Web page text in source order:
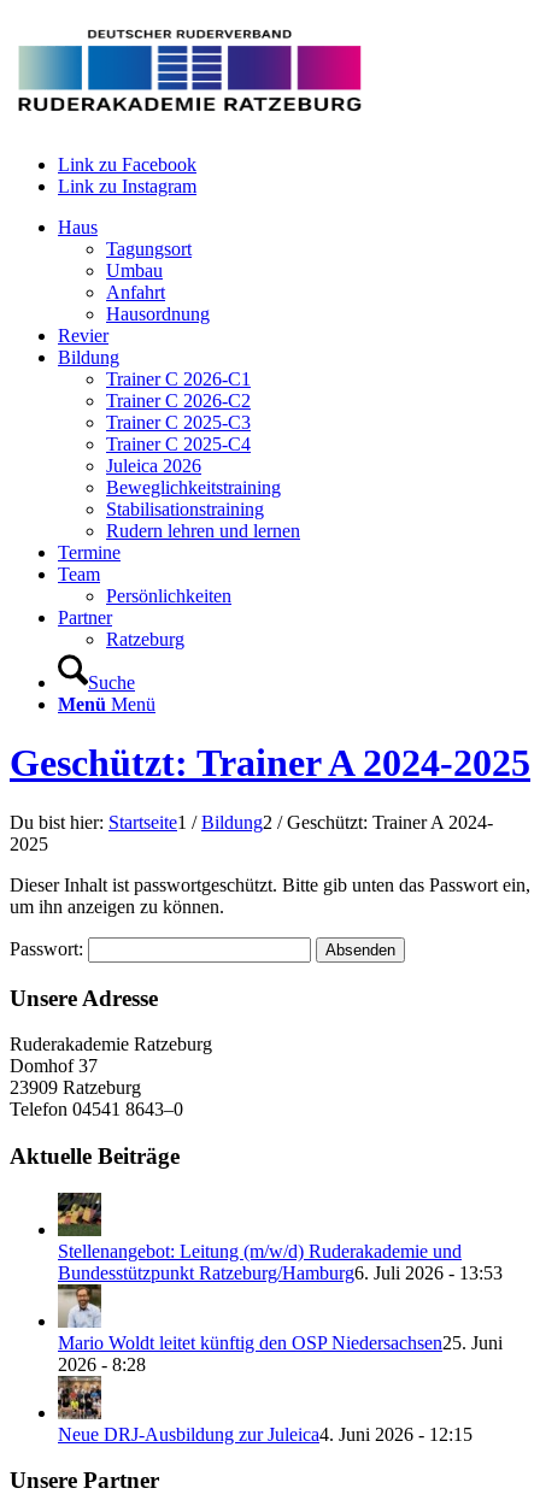
Link zu Facebook
Link zu Instagram
Haus
Tagungsort
Umbau
Anfahrt
Hausordnung
Revier
Bildung
Trainer C 2026-C1
Trainer C 2026-C2
Trainer C 2025-C3
Trainer C 2025-C4
Juleica 2026
Beweglichkeitstraining
Stabilisationstraining
Rudern lehren und lernen
Termine
Team
Persönlichkeiten
Partner
Ratzeburg
Suche
Menü Menü
Geschützt: Trainer A 2024-2025
Du bist hier: Startseite1 / Bildung2 / Geschützt: Trainer A 2024-
2025
Dieser Inhalt ist passwortgeschützt. Bitte gib unten das Passwort ein,
um ihn anzeigen zu können.
Passwort:
Unsere Adresse
Ruderakademie Ratzeburg
Domhof 37
23909 Ratzeburg
Telefon 04541 8643–0
Aktuelle Beiträge
Stellenangebot: Leitung (m/w/d) Ruderakademie und
Bundesstützpunkt Ratzeburg/Hamburg6. Juli 2026 - 13:53
Mario Woldt leitet künftig den OSP Niedersachsen25. Juni
2026 - 8:28
Neue DRJ-Ausbildung zur Juleica4. Juni 2026 - 12:15
Unsere Partner